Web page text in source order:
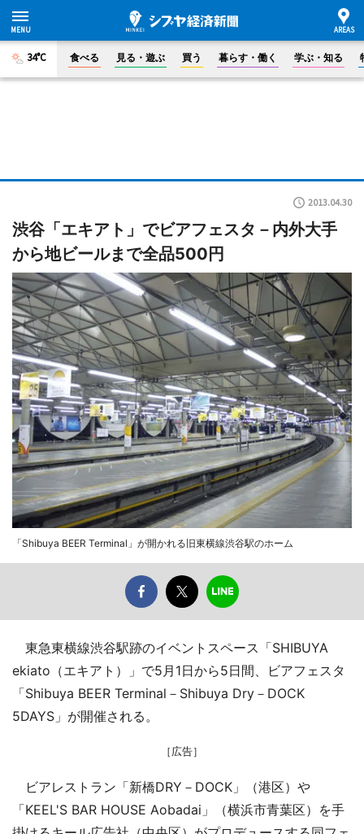
34°C 食べる 見る・遊ぶ 買う 暮らす・働く 学ぶ・知る
2013.04.30
渋谷「エキアト」でビアフェスタ－内外大手
から地ビールまで全品500円
「Shibuya BEER Terminal」が開かれる旧東横線渋谷駅のホーム
東急東横線渋谷駅跡のイベントスペース「SHIBUYA
ekiato（エキアト）」で5月1日から5日間、ビアフェスタ
「Shibuya BEER Terminal－Shibuya Dry－DOCK
5DAYS」が開催される。
［広告］
ビアレストラン「新橋DRY－DOCK」（港区）や
「KEEL'S BAR HOUSE Aobadai」（横浜市青葉区）を手